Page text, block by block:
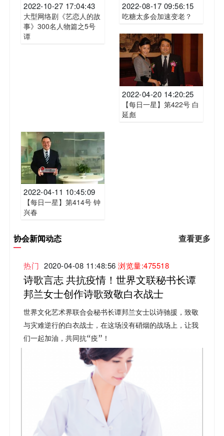
2022-10-27 17:04:43
大型网络剧《艺恋人的故
事》300名人物篇之5号
谭
2022-08-17 09:56:15
吃糖太多会加速变老？
2022-04-20 14:20:25
【每日一星】第422号 白
延彪
2022-04-11 10:45:09
【每日一星】第414号 钟
兴春
协会新闻动态 查看更多
热门 2020-04-08 11:48:56 浏览量:475518
诗歌言志 共抗疫情！世界文联秘书长谭
邦兰女士创作诗歌致敬白衣战士
世界文化艺术界联合会秘书长谭邦兰女士以诗驰援，致敬
与灾难逆行的白衣战士，在这场没有硝烟的战场上，让我
们一起加油，共同抗“疫”！